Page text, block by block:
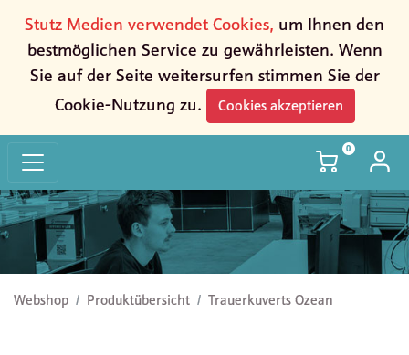
Stutz Medien verwendet Cookies, um Ihnen den
bestmöglichen Service zu gewährleisten. Wenn
Sie auf der Seite weitersurfen stimmen Sie der
Cookie-Nutzung zu.
Cookies akzeptieren
0
Webshop Produktübersicht Trauerkuverts Ozean
Trauerkuverts Ozean